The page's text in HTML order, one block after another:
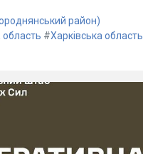
район)
область #Харківська область